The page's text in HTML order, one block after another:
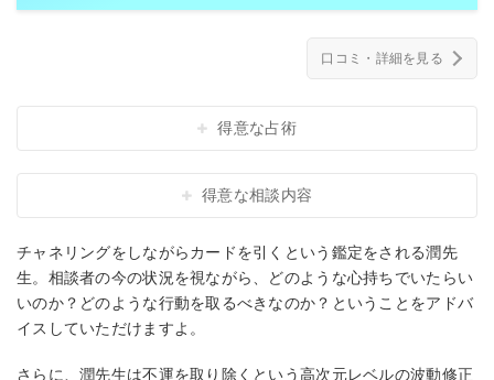
口コミ・詳細を見る
得意な占術
得意な相談内容
チャネリングをしながらカードを引くという鑑定をされる潤先
生。相談者の今の状況を視ながら、どのような心持ちでいたらい
いのか？どのような行動を取るべきなのか？ということをアドバ
イスしていただけますよ。
さらに、潤先生は不運を取り除くという高次元レベルの波動修正